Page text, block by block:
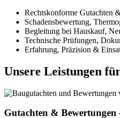
Rechtskonforme Gutachten
Schadensbewertung,
Begleitung bei Hauskauf,
Technische Prüfungen,
Erfahrung, Präzision &
Unsere Leistungen
Gutachten &